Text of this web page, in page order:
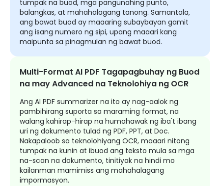
tumpak na buod, mga pangunahing punto,
balangkas, at mahahalagang tanong. Samantala,
ang bawat buod ay maaaring subaybayan gamit
ang isang numero ng sipi, upang maaari kang
maipunta sa pinagmulan ng bawat buod.
Multi-Format AI PDF Tagapagbuhay ng Buod
na may Advanced na Teknolohiya ng OCR
Ang AI PDF summarizer na ito ay nag-aalok ng
pambihirang suporta sa maraming format, na
walang kahirap-hirap na humahawak ng iba't ibang
uri ng dokumento tulad ng PDF, PPT, at Doc.
Nakapaloob sa teknolohiyang OCR, maaari nitong
tumpak na kunin at ibuod ang teksto mula sa mga
na-scan na dokumento, tinitiyak na hindi mo
kailanman mamimiss ang mahahalagang
impormasyon.